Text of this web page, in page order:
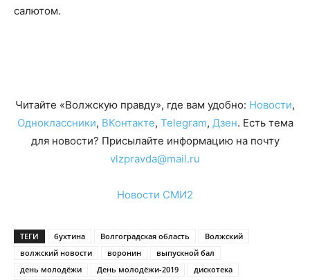
салютом.
Читайте «Волжскую правду», где вам удобно: Новости,
Одноклассники, ВКонтакте, Telegram, Дзен. Есть тема
для новости? Присылайте информацию на почту
vlzpravda@mail.ru
Новости СМИ2
ТЕГИ бухтина Волгоградская область
Волжский
волжский новости
воронин
выпускной бал
день молодёжи
День молодёжи-2019
дискотека